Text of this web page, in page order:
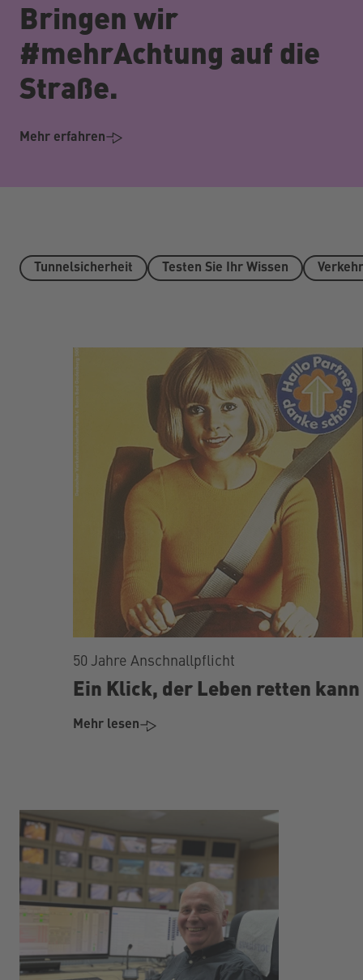
Bringen wir
#mehrAchtung auf die
Straße.
Mehr erfahren
Tunnelsicherheit Testen Sie Ihr Wissen
50 Jahre Anschnallpflicht
Ein Klick, der Leben retten kann
Mehr lesen